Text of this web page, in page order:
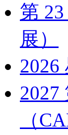
第
展）
2026
2027
（